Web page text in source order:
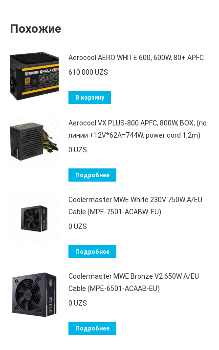
Похожие
Aerocool AERO WHITE 600, 600W, 80+ APFC
610 000 UZS
В корзину
Aerocool VX PLUS-800 APFC, 800W, BOX, (по
линии +12V*62A=744W, power cord 1,2m)
0 UZS
Подробнее
Coolermaster MWE White 230V 750W A/EU
Cable (MPE-7501-ACABW-EU)
0 UZS
Подробнее
Coolermaster MWE Bronze V2 650W A/EU
Cable (MPE-6501-ACAAB-EU)
0 UZS
Подробнее